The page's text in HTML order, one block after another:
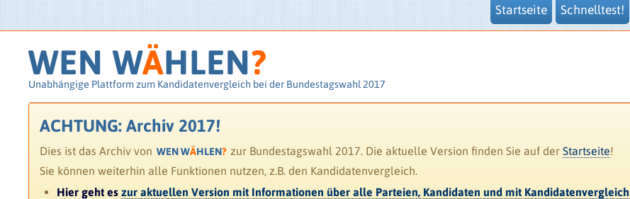
Startseite Schnelltest!
WEN WÄHLEN?
Unabhängige Plattform zum Kandidatenvergleich bei der Bundestagswahl 2017
ACHTUNG: Archiv 2017!
Dies ist das Archiv von WEN WÄHLEN? zur Bundestagswahl 2017. Die aktuelle Version finden Sie auf derStartseite!
Sie können weiterhin alle Funktionen nutzen, z.B. den Kandidatenvergleich.
Hier geht eszur aktuellen Version mit Informationen über alle Parteien, Kandidaten und mit Kandidatenvergleich